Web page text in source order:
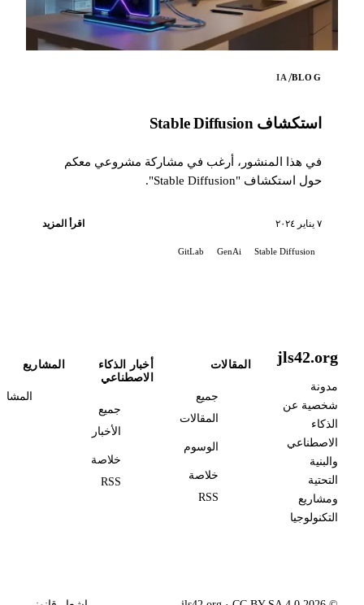
BLOG
/
IA
استكشاف Stable Diffusion
في هذا المنشور، أرغب في مشاركة مشروعي معكم
حول استكشاف "Stable Diffusion".
٧ يناير ٢٠٢٤ اقرأ المزيد
Stable Diffusion
GenAi
GitLab
jls42.org
مدونة
شخصية عن
الذكاء
الاصطناعي
والبنية
التحتية
ومشاريع
التكنولوجيا
المقالات
جميع
المقالات
الوسوم
خلاصة
RSS
أخبار الذكاء
الاصطناعي
جميع
الأخبار
خلاصة
RSS
المشاريع